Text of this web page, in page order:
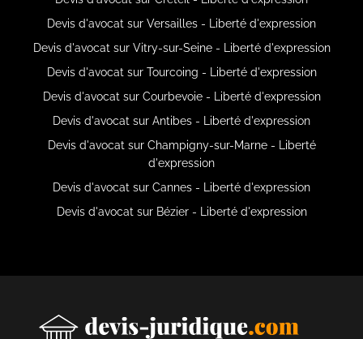
Devis d'avocat sur Versailles - Liberté d'expression
Devis d'avocat sur Vitry-sur-Seine - Liberté d'expression
Devis d'avocat sur Tourcoing - Liberté d'expression
Devis d'avocat sur Courbevoie - Liberté d'expression
Devis d'avocat sur Antibes - Liberté d'expression
Devis d'avocat sur Champigny-sur-Marne - Liberté
d'expression
Devis d'avocat sur Cannes - Liberté d'expression
Devis d'avocat sur Bézier - Liberté d'expression